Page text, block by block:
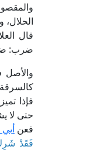
الحلال،
ضرب:
والأصل
فإذا
حتى لا
فعن
فَقَدْ